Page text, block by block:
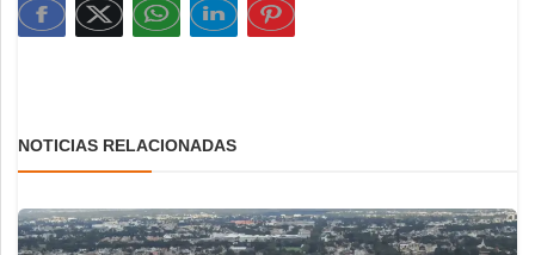
NOTICIAS RELACIONADAS